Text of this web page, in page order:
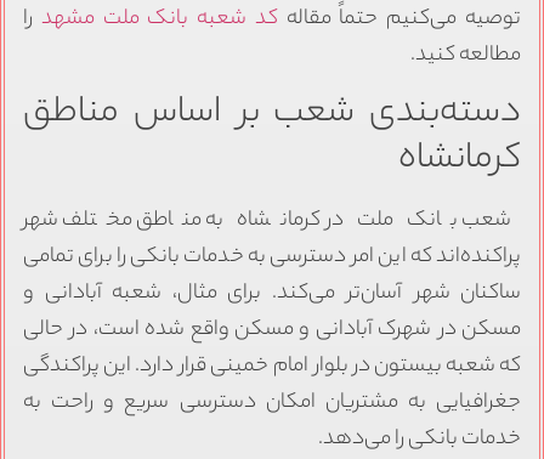
توصیه می‌کنیم حتماً مقاله کد شعبه بانک ملت مشهدرا
مطالعه کنید.
دسته‌بندی شعب بر اساس مناطق
کرمانشاه
شعب بانک ملت در کرمانشاه به مناطق مختلف شهر
پراکنده‌اند که این امر دسترسی به خدمات بانکی را برای تمامی
ساکنان شهر آسان‌تر می‌کند. برای مثال، شعبه آبادانی و
مسکن در شهرک آبادانی و مسکن واقع شده است، در حالی
که شعبه بیستون در بلوار امام خمینی قرار دارد. این پراکندگی
جغرافیایی به مشتریان امکان دسترسی سریع و راحت به
خدمات بانکی را می‌دهد.